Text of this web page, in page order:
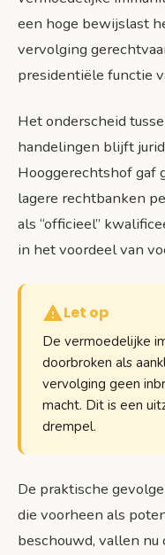
een hoge bewijslast
vervolging
presidentiële functie
Het onderscheid
handelingen blijft
Hooggerechtshof gaf
lagere rechtbanken
als “officieel”
in het voordeel van
Let op
De vermoedelijke
doorbroken als
vervolging geen
macht. Dit is een
drempel.
De praktische
die voorheen als
beschouwd, vallen nu